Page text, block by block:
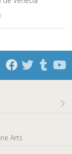
Arts